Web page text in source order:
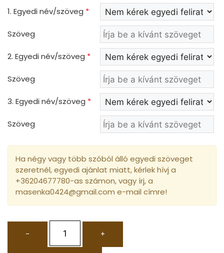
1. Egyedi név/szöveg *
Szöveg
2. Egyedi név/szöveg *
Szöveg
3. Egyedi név/szöveg *
Szöveg
Ha négy vagy több szóból álló egyedi szöveget
szeretnél, egyedi ajánlat miatt, kérlek hívj a
+36204677780-as számon, vagy írj, a
masenka0424@gmail.com e-mail címre!
- +